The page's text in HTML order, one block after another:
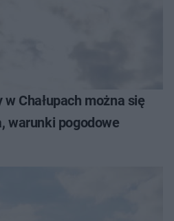
w Chałupach można się
warunki pogodowe